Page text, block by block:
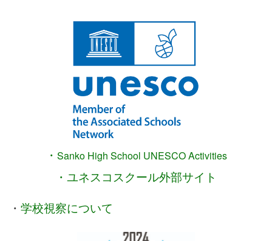
・ Sanko High School UNESCO Activities
・ユネスコスクール外部サイト
・ 学校視察について